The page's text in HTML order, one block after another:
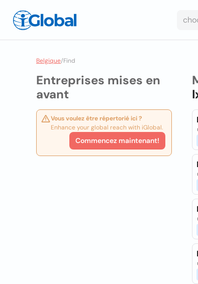
Belgique/Find
Entreprises mises en
avant
Vous voulez être répertorié ici ?
Enhance your global reach with iGlobal.
Commencez maintenant!